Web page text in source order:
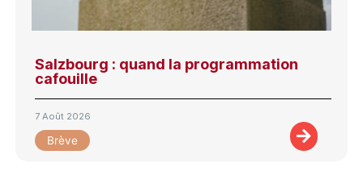
Salzbourg : quand la programmation
cafouille
7 Août 2026
Brève